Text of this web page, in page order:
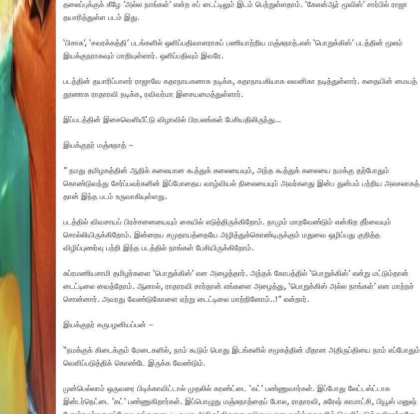
தலைப்புக்குக் கீழே ’அல்ல நாங்கள்’ என்ற சப் டைட்டிலும் இடம் பெற்றுள்ளதாம். ‘கேஎன்ஆர் மூவிஸ்’ சார்பில் ராஜா
தயாரித்துள்ள படம் இது.
‘பிசாசு’, ‘சவரக்கத்தி’ படங்களில் ஒளிப்பதிவாளராகப் பணியாற்றிய மஞ்சுநாத்.எஸ் ‘பொறுக்கிஸ்’ படத்தின் மூலம்
இயக்குநராகவும் மாறியுள்ளார். ஒளிப்பதிவும் இவரே.
படத்தின் தயாரிப்பாளர் ராஜாவே கதாநாயகனாக நடிக்க, கதாநாயகியாக லவனிகா நடித்துள்ளார். கதையின் மையத்
தூணாக ராதாரவி நடிக்க, ரவிவர்மா இசையமைத்துள்ளார்.
இப்படத்தின் இசைவெளியீட்டு விழாவில் பிரபலங்கள் பேசியதிலிருந்து…
இயக்குநர் மஞ்சுநாத் –
” நமது தமிழகத்தின் ஆதிக் கலையான கூத்துக் கலையையும், அந்த கூத்துக் கலையை நமக்கு தற்போதும்
கொண்டுவந்து சேர்ப்பவர்களின் இப்போதைய வாழ்வியல் நிலையையும் அவர்களது இன்ப துன்பம் பற்றிய அலசலாகத்
தான் இந்த படம் உருவாகியுள்ளது.
படத்தில் விவசாயப் பிரச்சனையையும் கையில் எடுத்திருக்கிறோம். நாமும் மாறவேண்டும் என்கிற தீர்வையும்
சொல்லியிருக்கிறோம். இன்றைய சமுதாயத்தையே அழித்துக்கொண்டிருக்கும் மதுவை ஒழிப்பது குறித்த
விழிப்புணர்வு பற்றி இந்த படத்தில் நாங்கள் பேசியிருக்கிறோம்.
சுப்ரமணியசாமி தமிழர்களை ‘பொறுக்கிஸ்’ என அழைத்தார். அந்தக் கோபத்தில் ‘பொறுக்கிஸ்’ என்று மட்டும்தான்
டைட்டிலை வைத்தோம். ஆனால், ராதாரவி சார்தான் எங்களை அழைத்து, ‘பொறுக்கிஸ் அல்ல நாங்கள்’ என மாற்றச்
சொன்னார். அவரது வேண்டுகோளை ஏற்று டைட்டிலை மாற்றினோம்..!” என்றார்.
இயக்குநர் கருபழனியப்பன் –
“நமக்குக் கிடைக்கும் மேடைகளில், நாம் கூடும் பொது இடங்களில் சமூகத்தின் மீதான அதிருப்தியை நாம் எப்போதும்
வெளிப்படுத்திக் கொண்டே இருக்க வேண்டும்.
முன்பெல்லாம் ஒருவரை பிடிக்காவிட்டால் முதலில் கரண்ட்டை ‘கட்’ பண்ணுவார்கள். இப்போது லேட்டஸ்ட்டாக
இன்டர்நெட்டை ‘கட்’ பண்ணுகிறார்கள். இப்பொழுது மஞ்சுநாத்தைப் போல, ராதாரவி, சுரேஷ் காமாட்சி, பியூஸ் மனுஷ்